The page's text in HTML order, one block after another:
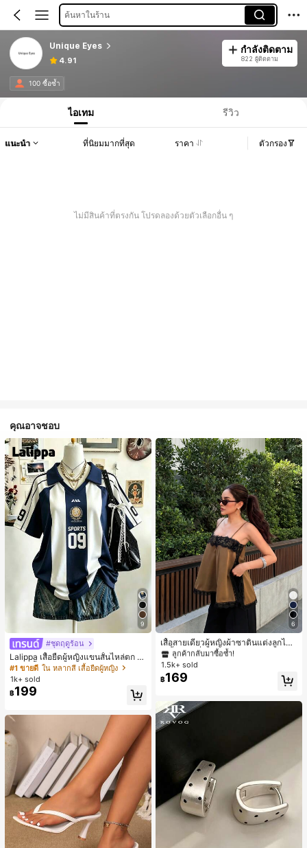
ค้นหาในร้าน
Unique Eyes
4.91
กำลังติดตาม
822 ผู้ติดตาม
100 ซื้อซ้ำ
ไอเทม รีวิว
แนะนำ ที่นิยมมากที่สุด ราคา ตัวกรอง
ไม่มีสินค้าที่ตรงกัน โปรดลองด้วยตัวเลือกอื่น ๆ
คุณอาจชอบ
9
#ชุดฤดูร้อน
Lalippa เสื้อยืดผู้หญิงแขนสั้นไหล่ตก ค
อวีปกเสื้อ ลายพิมพ์ดิจิทัลลายทาง สไตล์
สปอร์ตแฟชั่นมินิมอล ของขวัญสำหรับเ
พื่อน
#1 ขายดี ใน หลากสี เสื้อยืดผู้หญิง
1k+ sold
฿199
6
เสื้อสายเดี่ยวผู้หญิงผ้าซาตินแต่งลูกไม้
- เสื้อสายเดี่ยวฤดูร้อนสีคากีมีรอยผ่าด้า
นข้างที่น่าดึงดูดแบบสบายๆ
#1 ขายดี
ใน สีกากี เสื้อสตรี เสื้อเบลาส์ & Tee
ลูกค้ากลับมาซื้อซ้ำ!
#1 ขายดี
ใน สีกากี เสื้อสตรี เสื้อเบลาส์ & Tee
ลูกค้ากลับมาซื้อซ้ำ!
#1 ขายดี
ใน สีกากี เสื้อสตรี เสื้อเบลาส์ & Tee
ลูกค้ากลับมาซื้อซ้ำ!
#1 ขายดี
ลูกค้ากลับมาซื้อซ้ำ!
1.5k+ sold
฿169